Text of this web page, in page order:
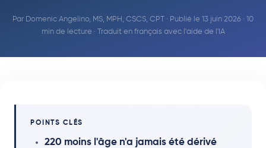
Par Domenic Angelino, MS, MPH, CSCS, CPT · Publié le 13 juin 2026 · 10
min de lecture · Traduit en français avec l'aide de l'IA
POINTS CLÉS
220 moins l'âge n'a jamais été dérivé